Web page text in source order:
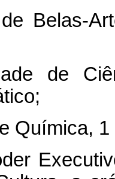
Belas-
de
Química,